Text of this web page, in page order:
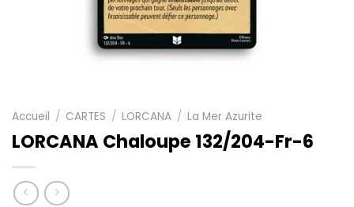
Accueil / CARTES / LORCANA / La Mer Azurite
LORCANA Chaloupe 132/204-Fr-6